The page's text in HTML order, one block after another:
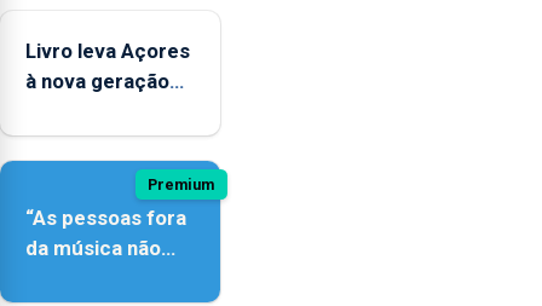
Livro leva Açores
à nova geração
Premium
“As pessoas fora
da música não